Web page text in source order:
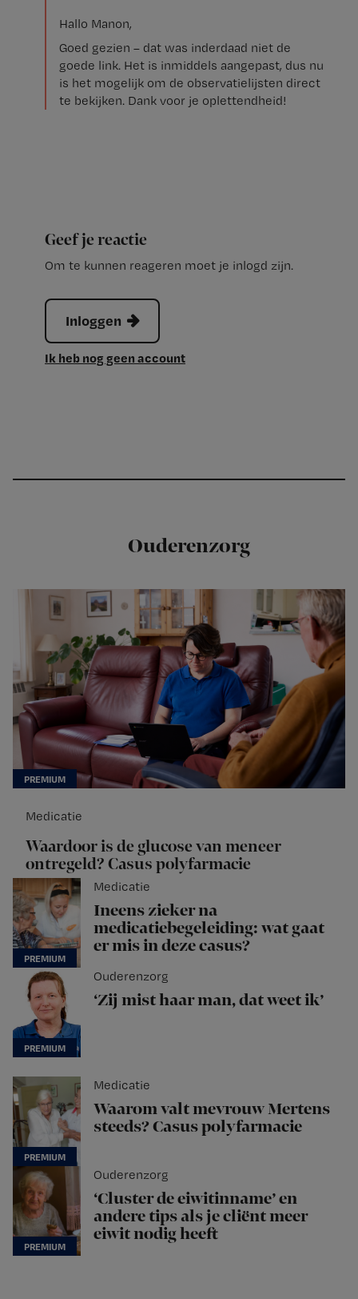
Hallo Manon,
Goed gezien – dat was inderdaad niet de
goede link. Het is inmiddels aangepast, dus nu
is het mogelijk om de observatielijsten direct
te bekijken. Dank voor je oplettendheid!
Geef je reactie
Om te kunnen reageren moet je inlogd zijn.
Inloggen
Ik heb nog geen account
Ouderenzorg
Medicatie
Waardoor is de glucose van meneer
ontregeld? Casus polyfarmacie
Medicatie
Ineens zieker na
medicatiebegeleiding: wat gaat
er mis in deze casus?
Ouderenzorg
‘Zij mist haar man, dat weet ik’
Medicatie
Waarom valt mevrouw Mertens
steeds? Casus polyfarmacie
Ouderenzorg
‘Cluster de eiwitinname’ en
andere tips als je cliënt meer
eiwit nodig heeft